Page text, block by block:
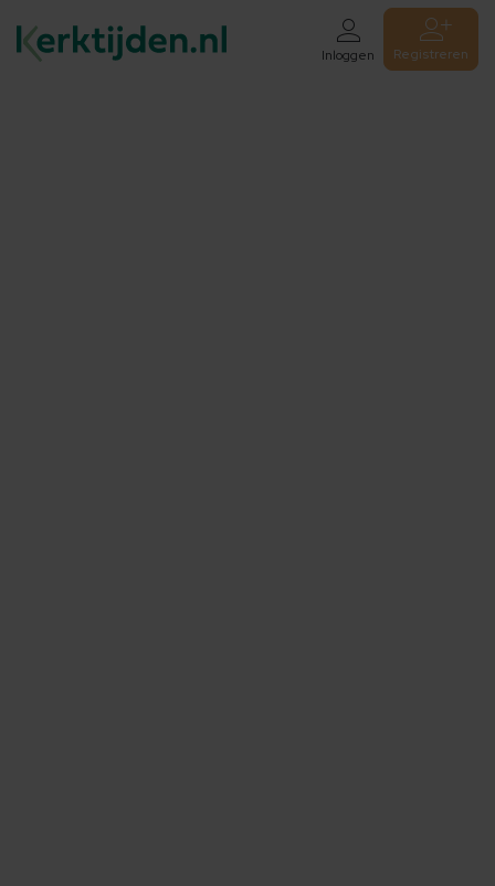
Inloggen Registreren